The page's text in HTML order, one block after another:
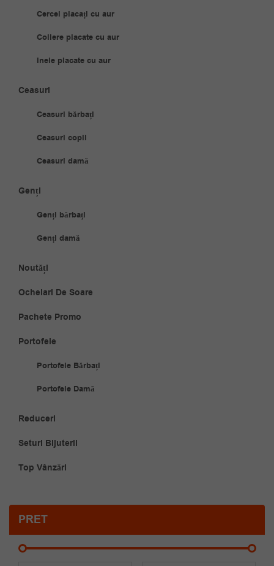
Cercei placați cu aur
Coliere placate cu aur
Inele placate cu aur
Ceasuri
Ceasuri bărbați
Ceasuri copii
Ceasuri damă
Genți
Genți bărbați
Genți damă
Noutăți
Ochelari De Soare
Pachete Promo
Portofele
Portofele Bărbați
Portofele Damă
Reduceri
Seturi Bijuterii
Top Vânzări
PRET